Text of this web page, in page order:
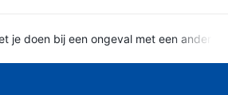
je doen bij een ongeval met een andere